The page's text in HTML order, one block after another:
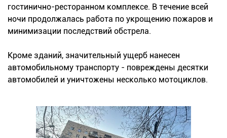
гостинично-ресторанном комплексе. В течение всей
ночи продолжалась работа по укрощению пожаров и
минимизации последствий обстрела.
Кроме зданий, значительный ущерб нанесен
автомобильному транспорту - повреждены десятки
автомобилей и уничтожены несколько мотоциклов.